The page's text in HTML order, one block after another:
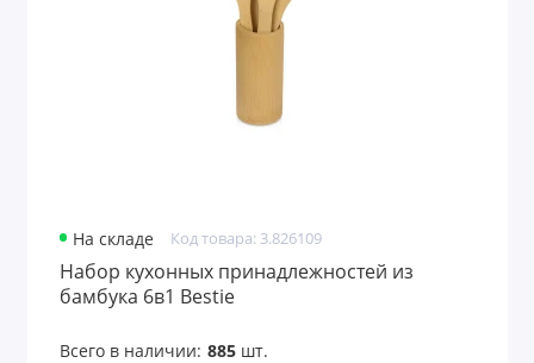
На складе Код товара: 3.826109
Набор кухонных принадлежностей из
бамбука 6в1 Bestie
Всего в наличии: 885шт.